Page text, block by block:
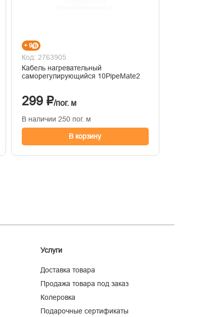
+ 9
Код: 2763905
Кабель нагревательный
саморегулирующийся 10PipeMate2
299 ₽/пог. м
В наличии 250 пог. м
В корзину
Услуги
Доставка товара
Продажа товара под заказ
Колеровка
Подарочные сертификаты